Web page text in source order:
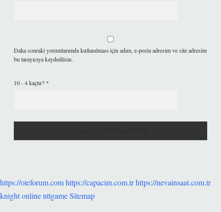
Daha sonraki yorumlarımda kullanılması için adım, e-posta adresim ve site adresim
bu tarayıcıya kaydedilsin.
10 - 4 kaçtır? *
https://oteforum.comhttps://capacim.com.trhttps://nevainsaat.com.tr
knight onlinenttgameSitemap